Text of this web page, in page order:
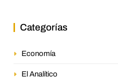
Categorías
Economía
El Analítico